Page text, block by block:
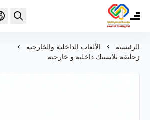
مؤسسة أمل علي ألعاب للتجارة
الرئيسية
الألعاب الداخلية والخارجية
زحليقه بلاستيك داخليه و خارجية